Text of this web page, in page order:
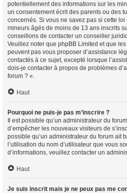
potentiellement des informations sur les
un consentement écrit des parents ou des
concernés. Si vous ne savez pas si cette
mineurs âgés de moins de 13 ans inscrits
conseillons de contacter un conseiller
Veuillez noter que phpBB Limited et que
peuvent pas vous proposer d’assistance
contactés à ce sujet, excepté lorsque
dois-je contacter à propos de problèmes
forum ? ».
Haut
Pourquoi ne puis-je pas m’inscrire ?
Il est possible qu’un administrateur du
d’empêcher les nouveaux visiteurs de
possible qu’un administrateur du forum ait
l’utilisation du nom d’utilisateur que vous
d’informations, veuillez contacter un
Haut
Je suis inscrit mais je ne peux pas me